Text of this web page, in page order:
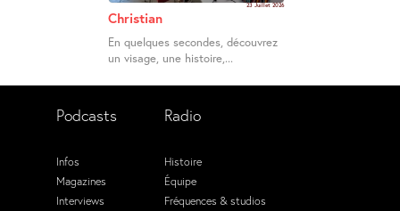
23 Juillet 2026
Christian
En quelques secondes, découvrez
un visage, une histoire,...
Podcasts
Infos
Magazines
Interviews
Radio
Histoire
Équipe
Fréquences & studios